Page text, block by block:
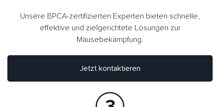
Jetzt kontaktieren
Unsere BPCA-zertifizierten Experten bieten schnelle,
effektive und zielgerichtete Lösungen zur
Mäusebekämpfung.